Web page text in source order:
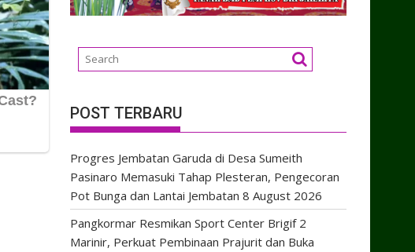
POST TERBARU
Progres Jembatan Garuda di Desa Sumeith
Pasinaro Memasuki Tahap Plesteran, Pengecoran
Pot Bunga dan Lantai Jembatan 8 August 2026
Pangkormar Resmikan Sport Center Brigif 2
Marinir, Perkuat Pembinaan Prajurit dan Buka